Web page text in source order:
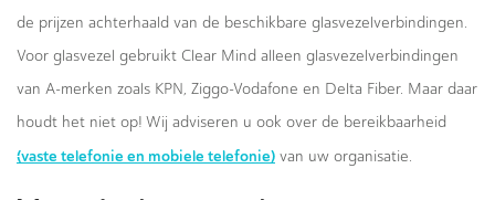
de prijzen achterhaald van de beschikbare glasvezelverbindingen.
Voor glasvezel gebruikt Clear Mind alleen glasvezelverbindingen
van A-merken zoals KPN, Ziggo-Vodafone en Delta Fiber. Maar daar
houdt het niet op! Wij adviseren u ook over de bereikbaarheid
(vaste telefonie en mobiele telefonie) van uw organisatie.